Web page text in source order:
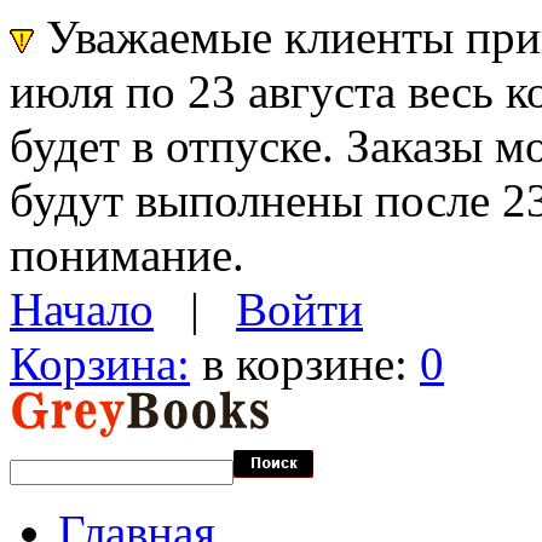
Уважаемые клиенты
июля по 23 августа весь
будет в отпуске. Заказы
будут выполнены после
понимание.
Начало | Войти
Корзина: в корзине: 0